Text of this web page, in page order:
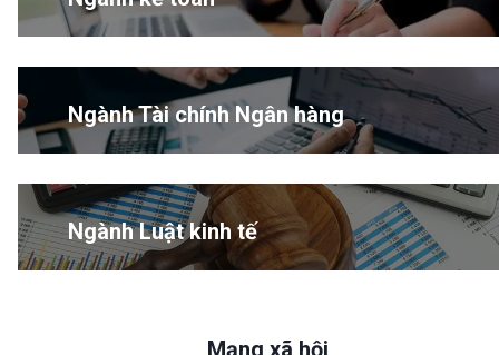
Ngành Tài chính Ngân hàng
Ngành Luật kinh tế